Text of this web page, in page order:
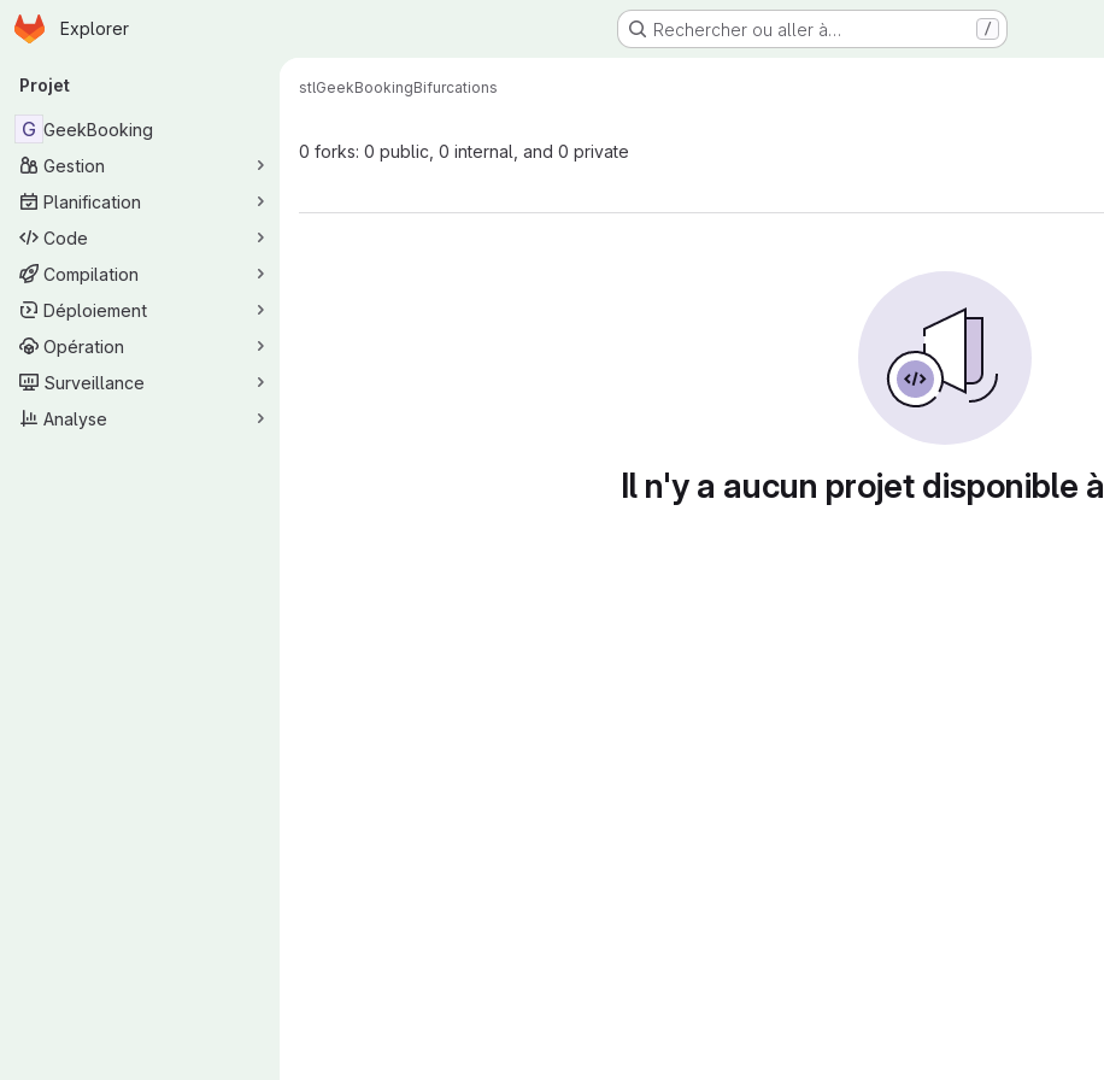
Passer au contenu principal
Page d'accueil
Explorer Rechercher ou aller à… /
Navigation principale
Projet
G GeekBooking
Gestion
Planification
Code
Compilation
Déploiement
Opération
Surveillance
Analyse
stlGeekBookingBifurcations
0 forks: 0 public, 0 internal, and 0 private
Il n'y a aucun projet disponible